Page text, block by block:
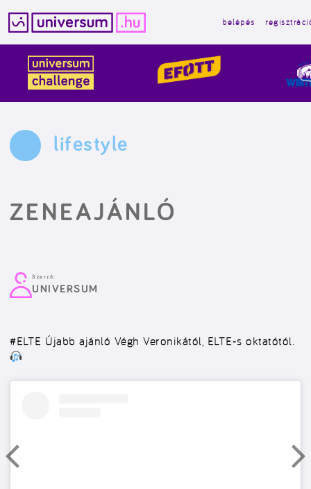
tartalomba
belépés
lifestyle
ZENEAJÁNLÓ
Szerző:
UNIVERSUM
#ELTE Újabb ajánló Végh Veronikától, ELTE-s oktatótól.